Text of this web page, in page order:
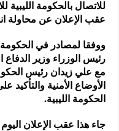
للاتصال بالحكومة الليبية
عقب الإعلان عن محاولة
ووفقا لمصادر في الحكومة
رئيس الوزراء وزير
مع علي زيدان رئيس
الأوضاع الأمنية
الحكومة الليبية.
جاء هذا عقب الإعلان